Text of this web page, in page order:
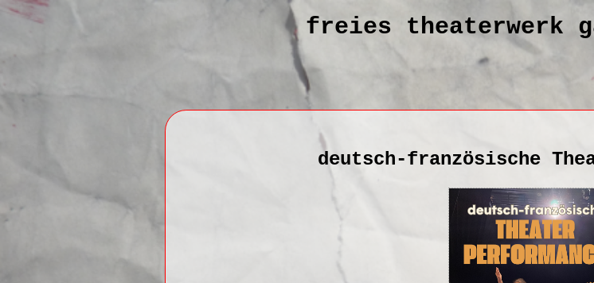
freies theaterwerk
deutsch-französische